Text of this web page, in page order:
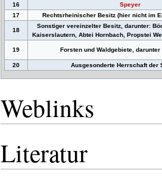
16
Speyer
17
Rechtsrheinischer Besitz (hier nicht im
18
Sonstiger vereinzelter Besitz, darunter:
Kaiserslautern, Abtei Hornbach, Propstei
19 Forsten und Waldgebiete, darunter
20 Ausgesonderte Herrschaft der
Weblinks
Literatur